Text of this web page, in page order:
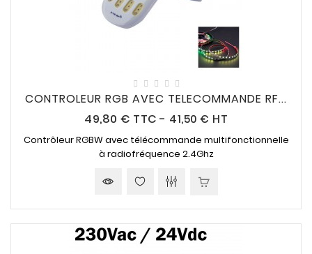
CONTROLEUR RGB AVEC TELECOMMANDE RF...
49,80 € Prix
TTC - 41,50 € HT
Contrôleur RGBW avec télécommande multifonctionnelle
à radiofréquence 2.4Ghz